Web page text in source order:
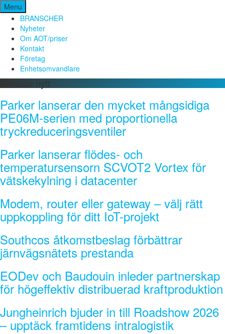
Hoppa
till
innehåll
Menu
BRANSCHER
Nyheter
Om AOT/priser
Kontakt
Företag
Enhetsomvandlare
Senaste nytt
Parker lanserar den mycket mångsidiga
PE06M-serien med proportionella
tryckreduceringsventiler
Parker lanserar flödes- och
temperatursensorn SCVOT2 Vortex för
vätskekylning i datacenter
Modem, router eller gateway – välj rätt
uppkoppling för ditt IoT-projekt
Southcos åtkomstbeslag förbättrar
järnvägsnätets prestanda
EODev och Baudouin inleder partnerskap
för högeffektiv distribuerad kraftproduktion
Jungheinrich bjuder in till Roadshow 2026
– upptäck framtidens intralogistik